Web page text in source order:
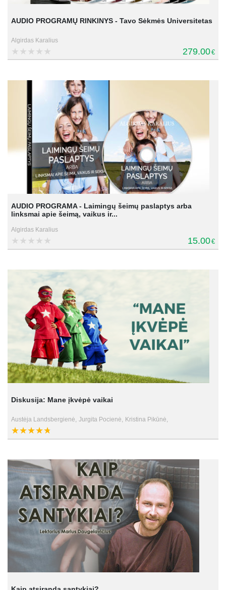
AUDIO PROGRAMŲ RINKINYS - Tavo Sėkmės Universitetas
Algirdas Karalius
279.00€
AUDIO PROGRAMA - Laimingų šeimų paslaptys arba
linksmai apie šeimą, vaikus ir...
Algirdas Karalius
15.00€
Diskusija: Mane įkvėpė vaikai
Austėja Landsbergienė, Jurgita Pocienė, Kristina Pikūnė,